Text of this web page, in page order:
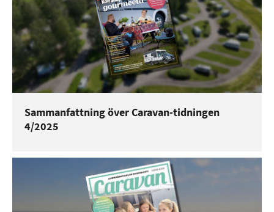
Sammanfattning över Caravan-tidningen
4/2025